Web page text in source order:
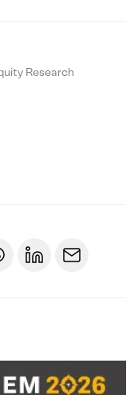
Research